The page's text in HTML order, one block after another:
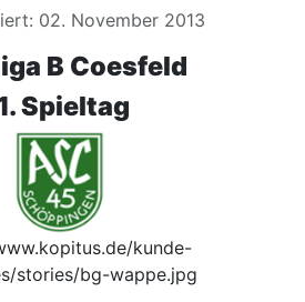
02. November 2013
B Coesfeld
Spieltag